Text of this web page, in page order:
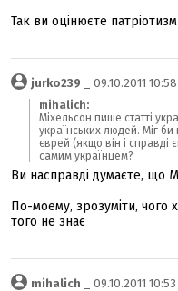
Так ви оцінюєте
jurko239 _ 09.10.2011 10:58
mihalich:
Міхельсон пише статті
українських людей. Міг
єврей (якщо він і
самим українцем?
Ви насправді думаєте, що
По-моему, зрозуміти, чого
того не знає
mihalich _ 09.10.2011 10:53